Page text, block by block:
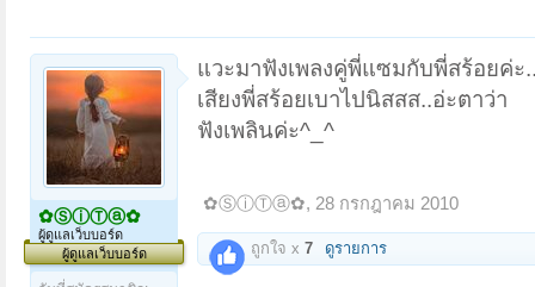
✿ⓈⓘⓉⓐ✿
ผู้ดูแลเว็บบอร์ด
ผู้ดูแลเว็บบอร์ด
แวะมาฟังเพลงคู่พี่แซมกับพี่สร้อยค่ะ
เสียงพี่สร้อยเบาไปนิสสส..อ่ะตาว่า
ฟังเพลินค่ะ^_^
✿ⓈⓘⓉⓐ✿, 28 กรกฎาคม 2010
ถูกใจ x 7 ดูรายการ